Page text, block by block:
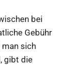
bei
Gebühr
sich
gibt die